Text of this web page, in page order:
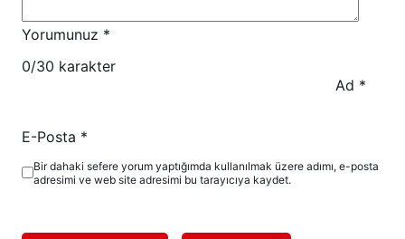
Yorumunuz *
0/30 karakter
Ad *
E-Posta *
Bir dahaki sefere yorum yaptığımda kullanılmak üzere adımı, e-posta
adresimi ve web site adresimi bu tarayıcıya kaydet.